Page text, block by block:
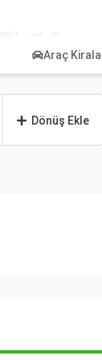
Ara
Araç
Dönüş Ekle